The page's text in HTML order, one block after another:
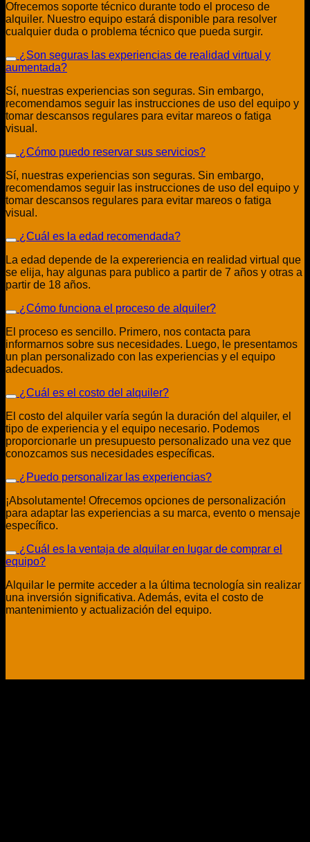
Ofrecemos soporte técnico durante todo el proceso de
alquiler. Nuestro equipo estará disponible para resolver
cualquier duda o problema técnico que pueda surgir.
¿Son seguras las experiencias de realidad virtual y
aumentada?
Sí, nuestras experiencias son seguras. Sin embargo,
recomendamos seguir las instrucciones de uso del equipo y
tomar descansos regulares para evitar mareos o fatiga
visual.
¿Cómo puedo reservar sus servicios?
Sí, nuestras experiencias son seguras. Sin embargo,
recomendamos seguir las instrucciones de uso del equipo y
tomar descansos regulares para evitar mareos o fatiga
visual.
¿Cuál es la edad recomendada?
La edad depende de la expereriencia en realidad virtual que
se elija, hay algunas para publico a partir de 7 años y otras a
partir de 18 años.
¿Cómo funciona el proceso de alquiler?
El proceso es sencillo. Primero, nos contacta para
informarnos sobre sus necesidades. Luego, le presentamos
un plan personalizado con las experiencias y el equipo
adecuados.
¿Cuál es el costo del alquiler?
El costo del alquiler varía según la duración del alquiler, el
tipo de experiencia y el equipo necesario. Podemos
proporcionarle un presupuesto personalizado una vez que
conozcamos sus necesidades específicas.
¿Puedo personalizar las experiencias?
¡Absolutamente! Ofrecemos opciones de personalización
para adaptar las experiencias a su marca, evento o mensaje
específico.
¿Cuál es la ventaja de alquilar en lugar de comprar el
equipo?
Alquilar le permite acceder a la última tecnología sin realizar
una inversión significativa. Además, evita el costo de
mantenimiento y actualización del equipo.